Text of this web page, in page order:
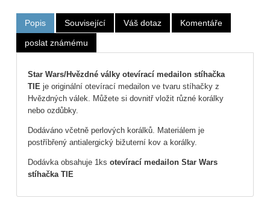
Popis Související Váš dotaz Komentáře
poslat známému
Star Wars/Hvězdné války otevírací medailon stíhačka
TIEje originální otevírací medailon ve tvaru stíhačky z
Hvězdných válek. Můžete si dovnitř vložit různé korálky
nebo ozdůbky.
Dodáváno včetně perlových korálků. Materiálem je
postříbřený antialergický bižuterní kov a korálky.
Dodávka obsahuje 1ksotevírací medailon Star Wars
stíhačka TIE